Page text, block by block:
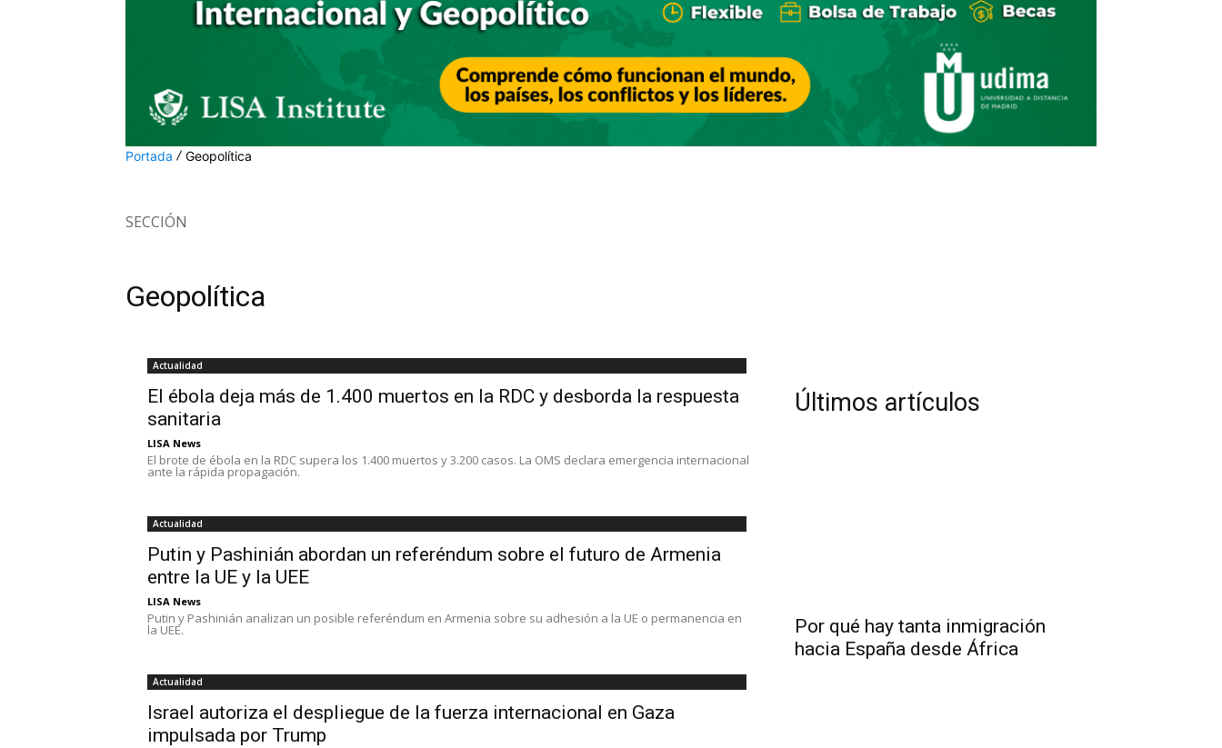
Portada Geopolítica
SECCIÓN
Geopolítica
Actualidad
El ébola deja más de 1.400 muertos en la RDC y desborda la respuesta
sanitaria
LISA News
El brote de ébola en la RDC supera los 1.400 muertos y 3.200 casos. La OMS declara emergencia internacional
ante la rápida propagación.
Actualidad
Putin y Pashinián abordan un referéndum sobre el futuro de Armenia
entre la UE y la UEE
LISA News
Putin y Pashinián analizan un posible referéndum en Armenia sobre su adhesión a la UE o permanencia en
la UEE.
Actualidad
Israel autoriza el despliegue de la fuerza internacional en Gaza
impulsada por Trump
Últimos artículos
Por qué hay tanta inmigración
hacia España desde África